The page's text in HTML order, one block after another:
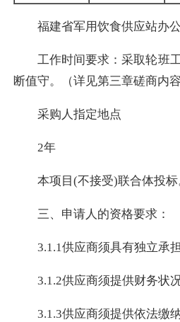
福建省军用饮食供应站办公
工作时间要求：采取轮班工
断值守。（详见第三章磋商内容
采购人指定地点
2年
本项目(不接受)联合体投标
三、申请人的资格要求：
3.1.1供应商须具有独立承担
3.1.2供应商须提供财务状况
3.1.3供应商须提供依法缴纳